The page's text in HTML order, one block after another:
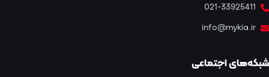
021-33925411
info@mykia.ir
شبکه‌های اجتماعی